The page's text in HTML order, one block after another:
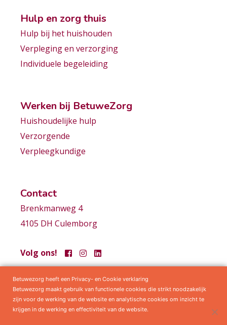
Hulp en zorg thuis
Hulp bij het huishouden
Verpleging en verzorging
Individuele begeleiding
Werken bij BetuweZorg
Huishoudelijke hulp
Verzorgende
Verpleegkundige
Contact
Brenkmanweg 4
4105 DH Culemborg
Volg ons!
Samenwerkingen Privacy statement Algemene voorwaarden
Betuwezorg heeft een Privacy- en Cookie verklaring
Betuwezorg maakt gebruik van functionele cookies die strikt noodzakelijk
zijn voor de werking van de website en analytische cookies om inzicht te
krijgen in de werking en effectiviteit van de website.